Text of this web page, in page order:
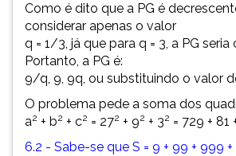
Como é dito que a PG é
considerar apenas o valor
q = 1/3, já que para q = 3, a PG seria
Portanto, a PG é:
9/q, 9, 9q, ou substituindo o valor
O problema pede a soma dos
a2 + b2 + c2 = 272 + 92 + 32 = 729 + 81
6.2 - Sabe-se que S = 9 + 99 + 999 +